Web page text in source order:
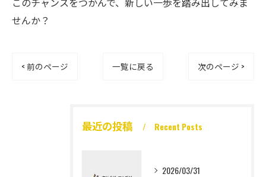
せんか？
< 前のページ 一覧に戻る 次のページ >
最近の投稿 Recent Posts
2026/03/31